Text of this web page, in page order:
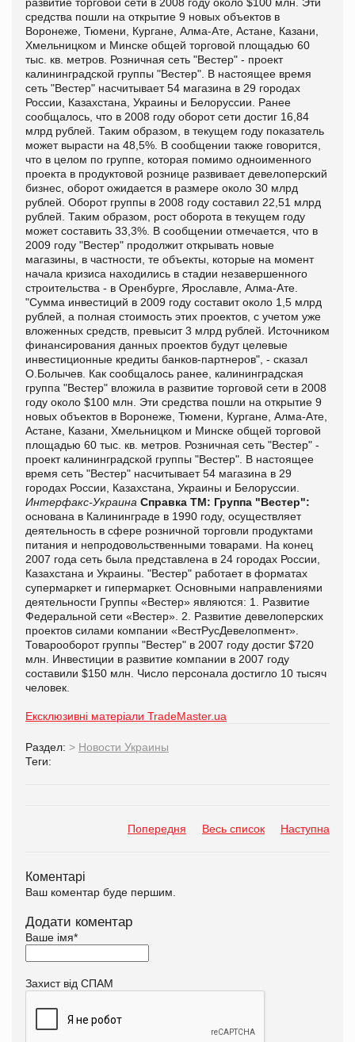
средства пошли на открытие 9 новых объектов в
Воронеже, Тюмени, Кургане, Алма-Ате, Астане, Казани,
Хмельницком и Минске общей торговой площадью 60
тыс. кв. метров. Розничная сеть "Вестер" - проект
калининградской группы "Вестер". В настоящее время
сеть "Вестер" насчитывает 54 магазина в 29 городах
России, Казахстана, Украины и Белоруссии. Ранее
сообщалось, что в 2008 году оборот сети достиг 16,84
млрд рублей. Таким образом, в текущем году показатель
может вырасти на 48,5%. В сообщении также говорится,
что в целом по группе, которая помимо одноименного
проекта в продуктовой рознице развивает девелоперский
бизнес, оборот ожидается в размере около 30 млрд
рублей. Оборот группы в 2008 году составил 22,51 млрд
рублей. Таким образом, рост оборота в текущем году
может составить 33,3%. В сообщении отмечается, что в
2009 году "Вестер" продолжит открывать новые
магазины, в частности, те объекты, которые на момент
начала кризиса находились в стадии незавершенного
строительства - в Оренбурге, Ярославле, Алма-Ате.
"Сумма инвестиций в 2009 году составит около 1,5 млрд
рублей, а полная стоимость этих проектов, с учетом уже
вложенных средств, превысит 3 млрд рублей. Источником
финансирования данных проектов будут целевые
инвестиционные кредиты банков-партнеров", - сказал
О.Болычев. Как сообщалось ранее, калининградская
группа "Вестер" вложила в развитие торговой сети в 2008
году около $100 млн. Эти средства пошли на открытие 9
новых объектов в Воронеже, Тюмени, Кургане, Алма-Ате,
Астане, Казани, Хмельницком и Минске общей торговой
площадью 60 тыс. кв. метров. Розничная сеть "Вестер" -
проект калининградской группы "Вестер". В настоящее
время сеть "Вестер" насчитывает 54 магазина в 29
городах России, Казахстана, Украины и Белоруссии.
Интерфакс-Украина Справка ТМ: Группа "Вестер":
основана в Калининграде в 1990 году, осуществляет
деятельность в сфере розничной торговли продуктами
питания и непродовольственными товарами. На конец
2007 года сеть была представлена в 24 городах России,
Казахстана и Украины. "Вестер" работает в форматах
супермаркет и гипермаркет. Основными направлениями
деятельности Группы «Вестер» являются: 1. Развитие
Федеральной сети «Вестер». 2. Развитие девелоперских
проектов силами компании «ВестРусДевелопмент».
Товарооборот группы "Вестер" в 2007 году достиг $720
млн. Инвестиции в развитие компании в 2007 году
составили $150 млн. Число персонала достигло 10 тысяч
человек.
Ексклюзивні матеріали TradeMaster.ua
Раздел: > Новости Украины
Теги:
Попередня Весь список Наступна
Коментарі
Ваш коментар буде першим.
Додати коментар
Ваше імя*
Захист від СПАМ